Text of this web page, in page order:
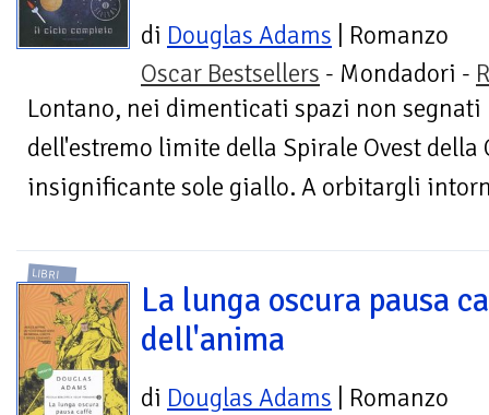
di Douglas Adams | Romanzo
Oscar Bestsellers - Mondadori -
Lontano, nei dimenticati spazi non
dell'estremo limite della Spirale Ovest della
insignificante sole giallo. A orbitargli
LIBRI
La lunga oscura pausa
dell'anima
di Douglas Adams | Romanzo